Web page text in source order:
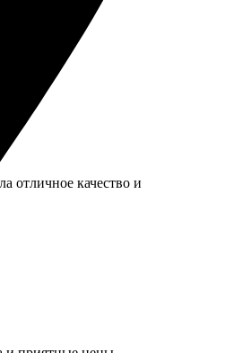
отличное качество и